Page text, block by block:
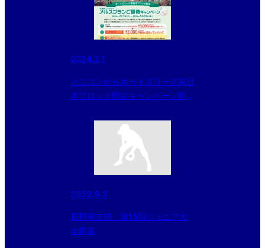
2024.2.1
メニコンからボーイズリーグ東日
本ブロック限定キャンペーン開催
2022.9.3
長野県支部 第15回ジュニア大
会開幕